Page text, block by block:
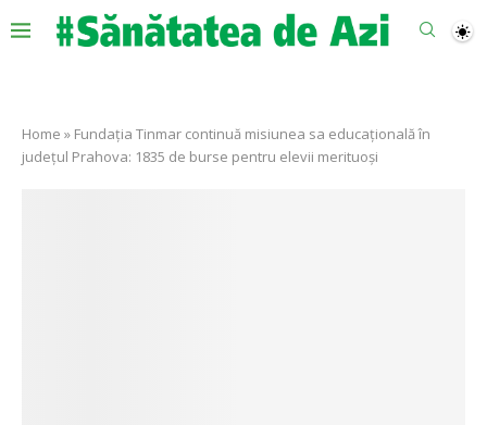
Home » Fundația Tinmar continuă misiunea sa educațională în
județul Prahova: 1835 de burse pentru elevii merituoși